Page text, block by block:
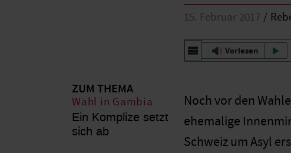
ZUM THEMA
Wahl in Gambia
Ein Komplize setzt
sich ab
15. Februar 2017
Vorlesen
Noch vor den
ehemalige
Schweiz um Asyl